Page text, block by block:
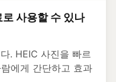
사용할 수 있나
. HEIC 사진을 빠르
에게 간단하고 효과